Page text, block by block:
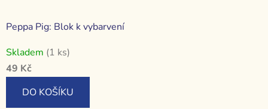
Peppa Pig: Blok k vybarvení
Skladem (1 ks)
49 Kč
DO KOŠÍKU